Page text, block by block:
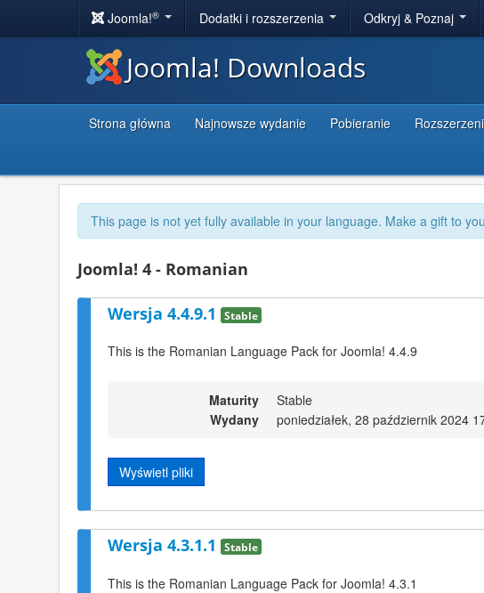
Joomla!® Dodatki i rozszerzenia Odkryj & Poznaj
Joomla! Downloads
Strona główna Najnowsze wydanie Pobieranie
This page is not yet fully available in your language. Make a gift to
Joomla! 4 - Romanian
Wersja 4.4.9.1 Stable
This is the Romanian Language Pack for Joomla! 4.4.9
Maturity
Stable
Wydany
poniedziałek, 28 październik 2024
Wyświetl pliki
Wersja 4.3.1.1 Stable
This is the Romanian Language Pack for Joomla! 4.3.1